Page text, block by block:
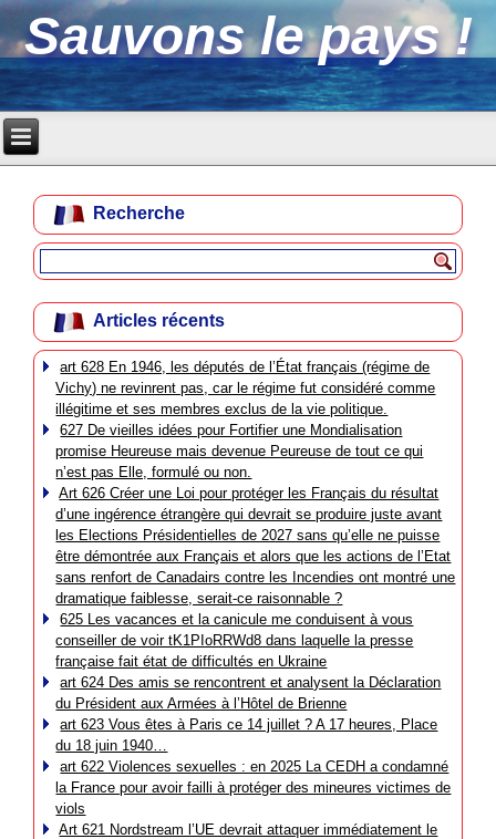
Sauvons le pays !
Recherche
Articles récents
art 628 En 1946, les députés de l’État français (régime de
Vichy) ne revinrent pas, car le régime fut considéré comme
illégitime et ses membres exclus de la vie politique.
627 De vieilles idées pour Fortifier une Mondialisation
promise Heureuse mais devenue Peureuse de tout ce qui
n’est pas Elle, formulé ou non.
Art 626 Créer une Loi pour protéger les Français du résultat
d’une ingérence étrangère qui devrait se produire juste avant
les Elections Présidentielles de 2027 sans qu’elle ne puisse
être démontrée aux Français et alors que les actions de l’Etat
sans renfort de Canadairs contre les Incendies ont montré une
dramatique faiblesse, serait-ce raisonnable ?
625 Les vacances et la canicule me conduisent à vous
conseiller de voir tK1PIoRRWd8 dans laquelle la presse
française fait état de difficultés en Ukraine
art 624 Des amis se rencontrent et analysent la Déclaration
du Président aux Armées à l’Hôtel de Brienne
art 623 Vous êtes à Paris ce 14 juillet ? A 17 heures, Place
du 18 juin 1940…
art 622 Violences sexuelles : en 2025 La CEDH a condamné
la France pour avoir failli à protéger des mineures victimes de
viols
Art 621 Nordstream l’UE devrait attaquer immédiatement le